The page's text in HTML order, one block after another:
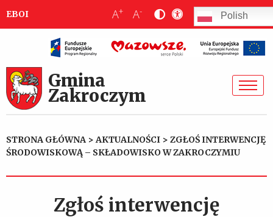
EBOI A+ A- Polish
Gmina
Zakroczym
STRONA GŁÓWNA >AKTUALNOŚCI > ZGŁOŚ INTERWENCJĘ
ŚRODOWISKOWĄ – SKŁADOWISKO W ZAKROCZYMIU
Zgłoś interwencję